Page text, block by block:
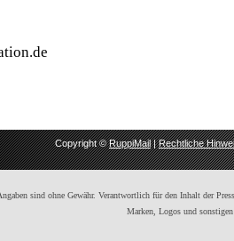
Copyright ©RuppiMail|Rechtliche
sind ohne Gewähr. Verantwortlich für den Inhalt der
Marken, Logos und